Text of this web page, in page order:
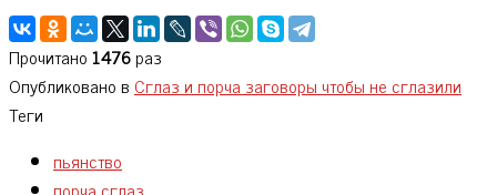
Прочитано1476раз
Опубликовано в Сглаз и порча заговоры чтобы не сглазили
Теги
пьянство